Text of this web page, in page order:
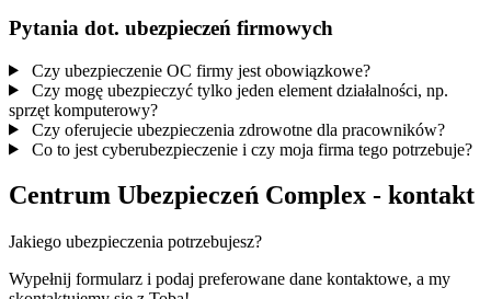
Pytania dot. ubezpieczeń firmowych
Czy ubezpieczenie OC firmy jest obowiązkowe?
Czy mogę ubezpieczyć tylko jeden element działalności, np.
sprzęt komputerowy?
Czy oferujecie ubezpieczenia zdrowotne dla pracowników?
Co to jest cyberubezpieczenie i czy moja firma tego potrzebuje?
Centrum Ubezpieczeń Complex - kontakt
Jakiego ubezpieczenia potrzebujesz?
Wypełnij formularz i podaj preferowane dane kontaktowe, a my